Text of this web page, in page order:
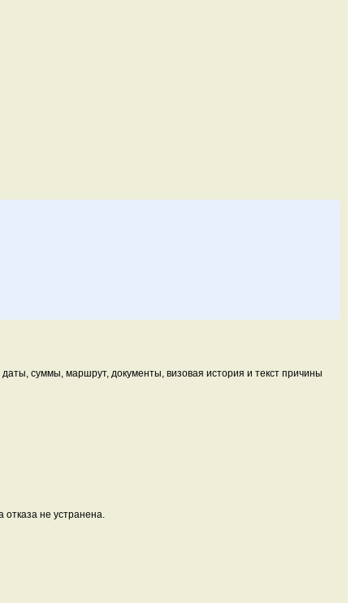
суммы, маршрут, документы, визовая история и текст причины
отказа не устранена.